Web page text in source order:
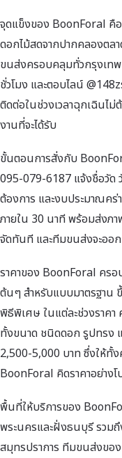
จุดแข็งของ BoonForal คือ
ดอกไม้สดจากปากคลองต
ขนส่งครอบคลุมทั่วกรุงเท
ชั่วโมง และตอบไลน์
ติดต่อในช่วงเวลาฉุกเฉินไ
งานที่จะได้รับ
ขั้นตอนการสั่งกับ
095-079-6187 แจ้งชื่อวัด
ต้องการ และงบประมาณค
ภายใน 30 นาที พร้อมส่งภ
จัดทันที และทีมขนส่งจะออ
ราคาของ BoonForal คร
ต้นๆ สำหรับแบบมาตรฐาน
พิธีพิเศษ ในแต่ละช่วงราคา
ทั้งขนาด ชนิดดอก รูปทรง
2,500-5,000 บาท ซึ่งให้ทั้ง
BoonForal คิดราคาอย่าง
พื้นที่ให้บริการของ
พระนครและฝั่งธนบุรี รว
สมุทรปราการ ทีมขนส่งของ